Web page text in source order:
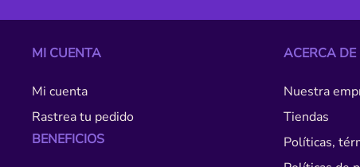
MI CUENTA
Mi cuenta
Rastrea tu pedido
BENEFICIOS
ACERCA DE
Nuestra
Tiendas
Políticas,